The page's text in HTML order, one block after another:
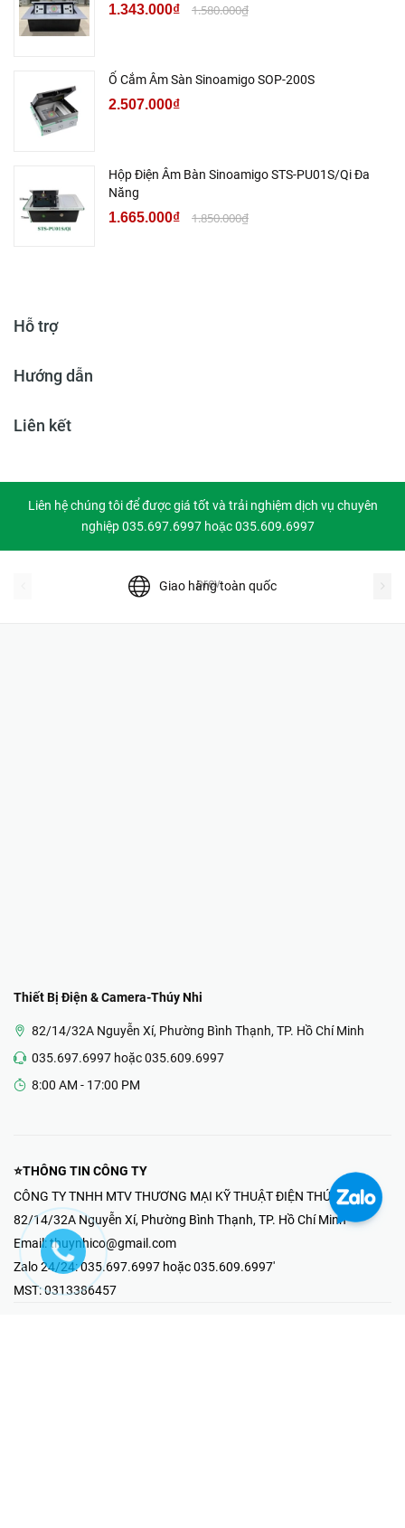
1.343.000₫ 1.580.000₫
Ổ Cắm Âm Sàn Sinoamigo SOP-200S
2.507.000₫
Hộp Điện Âm Bàn Sinoamigo STS-PU01S/Qi Đa
Năng
1.665.000₫ 1.850.000₫
Hỗ trợ
Hướng dẫn
Liên kết
Liên hệ chúng tôi để được giá tốt và trải nghiệm dịch vụ chuyên
nghiệp 035.697.6997 hoặc 035.609.6997
Giao hàng toàn quốc
prev
Thiết Bị Điện & Camera-Thúy Nhi
82/14/32A Nguyễn Xí, Phường Bình Thạnh, TP. Hồ Chí Minh
035.697.6997 hoặc 035.609.6997
8:00 AM - 17:00 PM
⭐THÔNG TIN CÔNG TY
CÔNG TY TNHH MTV THƯƠNG MẠI KỸ THUẬT ĐIỆN THÚY NHI
82/14/32A Nguyễn Xí, Phường Bình Thạnh, TP. Hồ Chí Minh
Email: thuynhico@gmail.com
Zalo 24/24:035.697.6997 hoặc 035.609.6997'
MST:0313386457